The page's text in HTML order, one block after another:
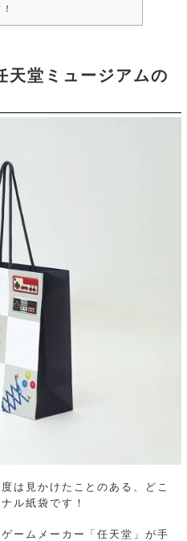
天堂ミュージアムの
は見かけたことのある、どこ
ル紙袋です！
ームメーカー「任天堂」が手